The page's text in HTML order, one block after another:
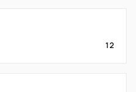
12